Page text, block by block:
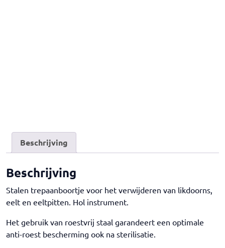
Beschrijving
Beschrijving
Stalen trepaanboortje voor het verwijderen van likdoorns,
eelt en eeltpitten. Hol instrument.
Het gebruik van roestvrij staal garandeert een optimale
anti-roest bescherming ook na sterilisatie.